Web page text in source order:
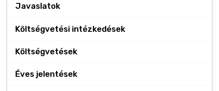
Javaslatok
Költségvetési intézkedések
Költségvetések
Éves jelentések